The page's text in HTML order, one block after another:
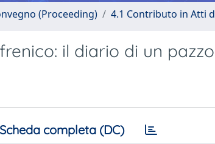
(Proceeding) 4.1 Contributo in Atti
il diario di un
Scheda completa (DC)